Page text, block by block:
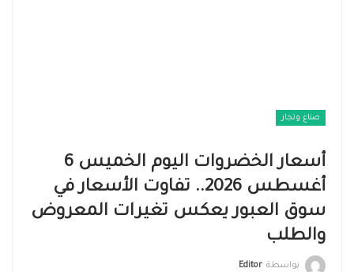
صناع وتجار
أسعار الخضروات اليوم الخميس 6
أغسطس 2026.. تفاوت الأسعار في
سوق العبور يعكس تغيرات المعروض
والطلب
بواسطة Editor